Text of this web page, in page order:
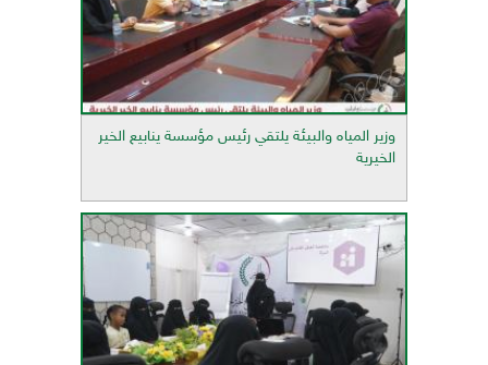
وزير المياه والبيئة يلتقي رئيس مؤسسة ينابيع الخير
الخيرية